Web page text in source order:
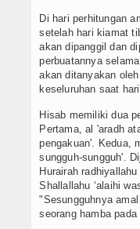
ArtikelDi hari perhitungan
setelah hari kiamat
akan dipanggil dan
perbuatannya
akan ditanyakan
keseluruhan saat
Hisab memiliki dua
Pertama, al 'aradh
pengakuan'. Kedua,
sungguh-sungguh'.
Hurairah
Shallallahu ‘alaihi
"Sesungguhnya
seorang hamba